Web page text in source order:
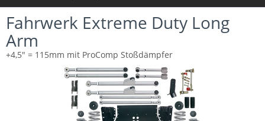
Fahrwerk Extreme Duty Long
Arm
+4,5" = 115mm mit ProComp Stoßdämpfer